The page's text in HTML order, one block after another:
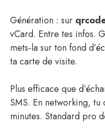
Génération : sur
vCard. Entre tes infos.
mets-la sur ton fond
ta carte de visite.
Plus efficace que
SMS. En networking, tu
minutes. Standard pro